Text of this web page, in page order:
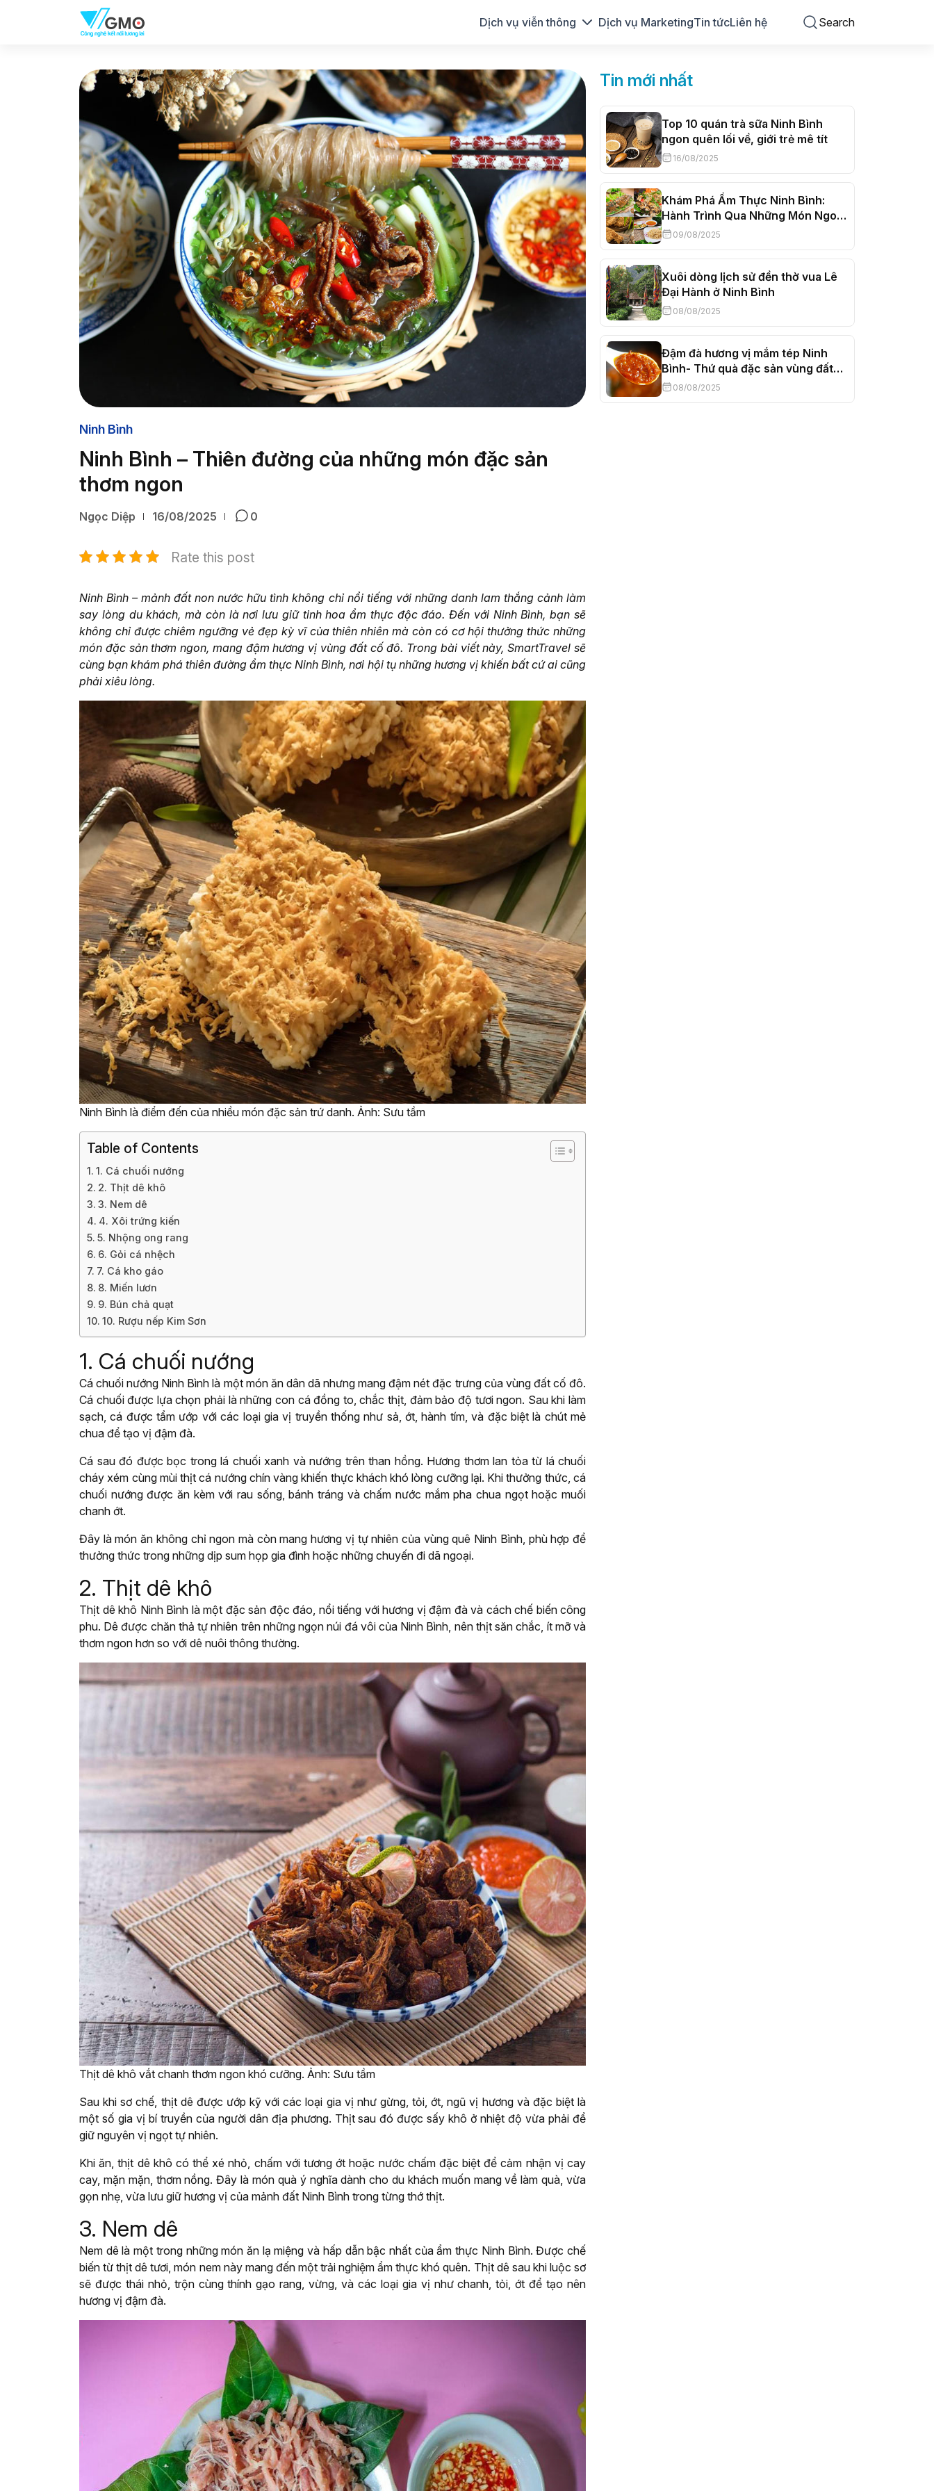
Dịch vụ viễn thông Dịch vụ MarketingTin tứcLiên hệ Search
Ninh Bình
Ninh Bình – Thiên đường của những món đặc sản
thơm ngon
Ngọc Diệp 16/08/2025 0
Rate this post
Ninh Bình – mảnh đất non nước hữu tình không chỉ nổi tiếng với những danh lam thắng cảnh làm
say lòng du khách, mà còn là nơi lưu giữ tinh hoa ẩm thực độc đáo. Đến với Ninh Bình, bạn sẽ
không chỉ được chiêm ngưỡng vẻ đẹp kỳ vĩ của thiên nhiên mà còn có cơ hội thưởng thức những
món đặc sản thơm ngon, mang đậm hương vị vùng đất cố đô. Trong bài viết này, SmartTravel sẽ
cùng bạn khám phá thiên đường ẩm thực Ninh Bình, nơi hội tụ những hương vị khiến bất cứ ai cũng
phải xiêu lòng.
Ninh Bình là điểm đến của nhiều món đặc sản trứ danh. Ảnh: Sưu tầm
Table of Contents
1. Cá chuối nướng
2. Thịt dê khô
3. Nem dê
4. Xôi trứng kiến
5. Nhộng ong rang
6. Gỏi cá nhệch
7. Cá kho gáo
8. Miến lươn
9. Bún chả quạt
10. Rượu nếp Kim Sơn
1. Cá chuối nướng
Cá chuối nướng Ninh Bình là một món ăn dân dã nhưng mang đậm nét đặc trưng của vùng đất cố đô.
Cá chuối được lựa chọn phải là những con cá đồng to, chắc thịt, đảm bảo độ tươi ngon. Sau khi làm
sạch, cá được tẩm ướp với các loại gia vị truyền thống như sả, ớt, hành tím, và đặc biệt là chút mẻ
chua để tạo vị đậm đà.
Cá sau đó được bọc trong lá chuối xanh và nướng trên than hồng. Hương thơm lan tỏa từ lá chuối
cháy xém cùng mùi thịt cá nướng chín vàng khiến thực khách khó lòng cưỡng lại. Khi thưởng thức, cá
chuối nướng được ăn kèm với rau sống, bánh tráng và chấm nước mắm pha chua ngọt hoặc muối
chanh ớt.
Đây là món ăn không chỉ ngon mà còn mang hương vị tự nhiên của vùng quê Ninh Bình, phù hợp để
thưởng thức trong những dịp sum họp gia đình hoặc những chuyến đi dã ngoại.
2. Thịt dê khô
Thịt dê khô Ninh Bình là một đặc sản độc đáo, nổi tiếng với hương vị đậm đà và cách chế biến công
phu. Dê được chăn thả tự nhiên trên những ngọn núi đá vôi của Ninh Bình, nên thịt săn chắc, ít mỡ và
thơm ngon hơn so với dê nuôi thông thường.
Thịt dê khô vắt chanh thơm ngon khó cưỡng. Ảnh: Sưu tầm
Sau khi sơ chế, thịt dê được ướp kỹ với các loại gia vị như gừng, tỏi, ớt, ngũ vị hương và đặc biệt là
một số gia vị bí truyền của người dân địa phương. Thịt sau đó được sấy khô ở nhiệt độ vừa phải để
giữ nguyên vị ngọt tự nhiên.
Khi ăn, thịt dê khô có thể xé nhỏ, chấm với tương ớt hoặc nước chấm đặc biệt để cảm nhận vị cay
cay, mặn mặn, thơm nồng. Đây là món quà ý nghĩa dành cho du khách muốn mang về làm quà, vừa
gọn nhẹ, vừa lưu giữ hương vị của mảnh đất Ninh Bình trong từng thớ thịt.
3. Nem dê
Nem dê là một trong những món ăn lạ miệng và hấp dẫn bậc nhất của ẩm thực Ninh Bình. Được chế
biến từ thịt dê tươi, món nem này mang đến một trải nghiệm ẩm thực khó quên. Thịt dê sau khi luộc sơ
sẽ được thái nhỏ, trộn cùng thính gạo rang, vừng, và các loại gia vị như chanh, tỏi, ớt để tạo nên
hương vị đậm đà.
Tin mới nhất
Top 10 quán trà sữa Ninh Bình
ngon quên lối về, giới trẻ mê tít
16/08/2025
Khám Phá Ẩm Thực Ninh Bình:
Hành Trình Qua Những Món Ngon
Đất Cố Đô
09/08/2025
Xuôi dòng lịch sử đền thờ vua Lê
Đại Hành ở Ninh Bình
08/08/2025
Đậm đà hương vị mắm tép Ninh
Bình- Thứ quà đặc sản vùng đất
Cố đô
08/08/2025